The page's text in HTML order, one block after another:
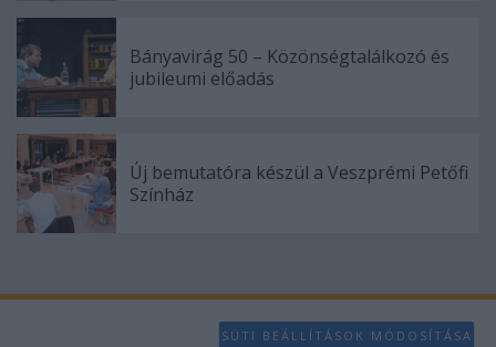
Bányavirág 50 – Közönségtalálkozó és
jubileumi előadás
Új bemutatóra készül a Veszprémi Petőfi
Színház
SÜTI BEÁLLÍTÁSOK MÓDOSÍTÁSA